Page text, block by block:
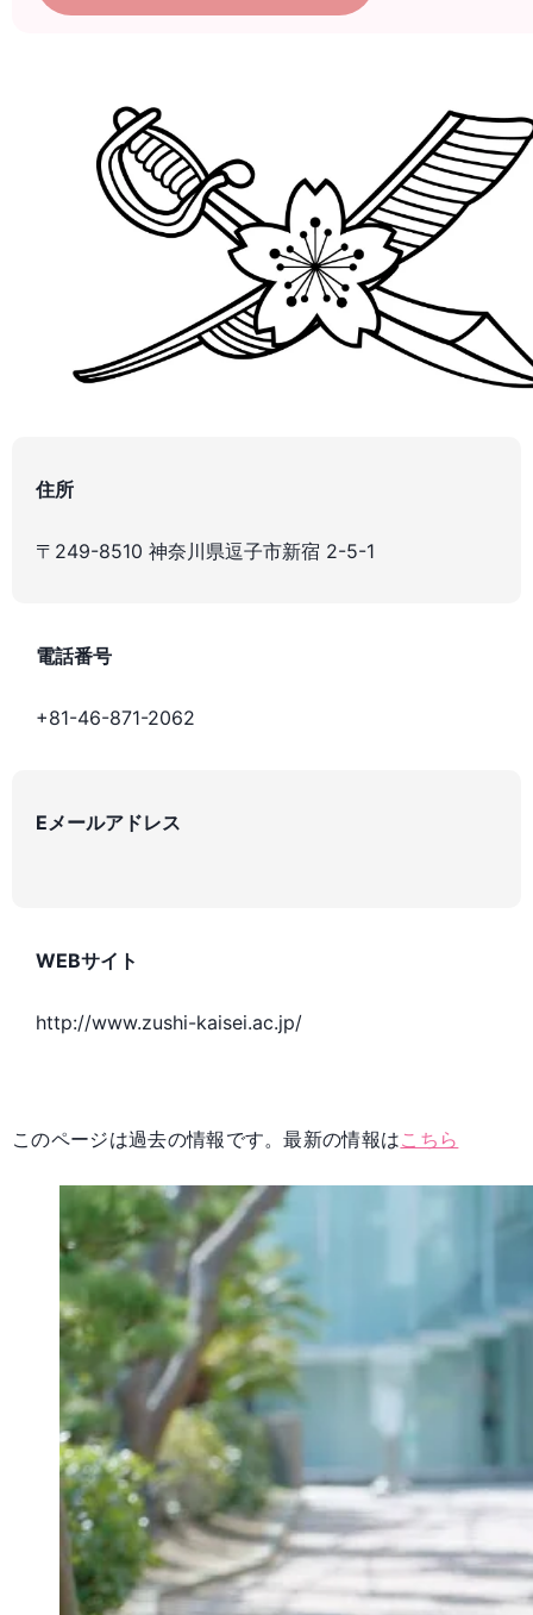
住所
〒249-8510 神奈川県逗子市新宿 2-5-1
電話番号
+81-46-871-2062
Eメールアドレス
WEBサイト
http://www.zushi-kaisei.ac.jp/
このページは過去の情報です。最新の情報はこちら